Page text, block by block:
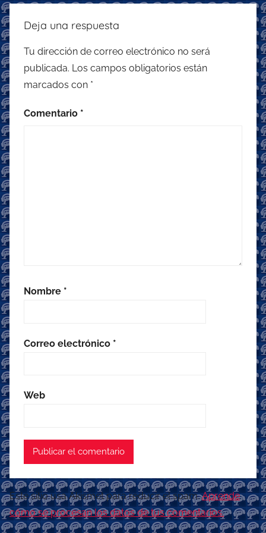
Deja una respuesta
Tu dirección de correo electrónico no será
publicada. Los campos obligatorios están
marcados con *
Comentario *
Nombre *
Correo electrónico *
Web
Este sitio usa Akismet para reducir el spam.Aprende
cómo se procesan los datos de tus comentarios.